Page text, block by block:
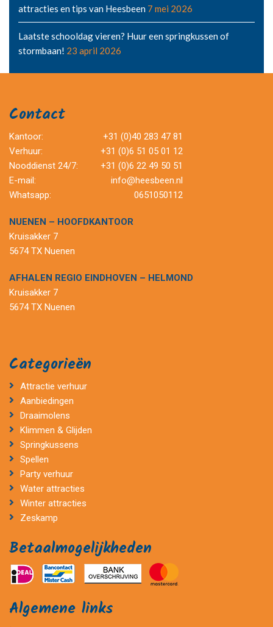
attracties en tips van Heesbeen 7 mei 2026
Laatste schooldag vieren? Huur een springkussen of
stormbaan! 23 april 2026
Contact
Kantoor:
+31 (0)40 283 47 81
Verhuur:
+31 (0)6 51 05 01 12
Nooddienst 24/7:
+31 (0)6 22 49 50 51
E-mail:
info@heesbeen.nl
Whatsapp:
0651050112
NUENEN – HOOFDKANTOOR
Kruisakker 7
5674 TX Nuenen
AFHALEN REGIO EINDHOVEN – HELMOND
Kruisakker 7
5674 TX Nuenen
Categorieën
Attractie verhuur
Aanbiedingen
Draaimolens
Klimmen & Glijden
Springkussens
Spellen
Party verhuur
Water attracties
Winter attracties
Zeskamp
Betaalmogelijkheden
Algemene links